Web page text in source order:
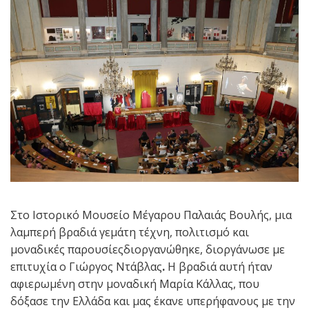
Στο Ιστορικό Μουσείο Μέγαρου Παλαιάς Βουλής, μια
λαμπερή βραδιά γεμάτη τέχνη, πολιτισμό και
μοναδικές παρουσίεςδιοργανώθηκε, διοργάνωσε με
επιτυχία ο Γιώργος Ντάβλας. Η βραδιά αυτή ήταν
αφιερωμένη στην μοναδική Μαρία Κάλλας, που
δόξασε την Ελλάδα και μας έκανε υπερήφανους με την